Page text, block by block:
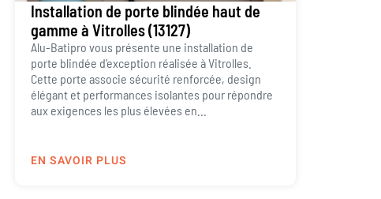
Installation de porte blindée haut de
gamme à Vitrolles (13127)
Alu-Batipro vous présente une installation de
porte blindée d’exception réalisée à Vitrolles.
Cette porte associe sécurité renforcée, design
élégant et performances isolantes pour répondre
aux exigences les plus élevées en...
EN SAVOIR PLUS